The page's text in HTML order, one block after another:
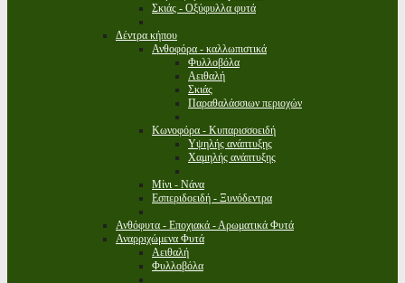
Σκιάς - Οξύφυλλα φυτά
Δέντρα κήπου
Ανθοφόρα - καλλωπιστικά
Φυλλοβόλα
Αειθαλή
Σκιάς
Παραθαλάσσιων περιοχών
Κωνοφόρα - Κυπαρισσοειδή
Υψηλής ανάπτυξης
Χαμηλής ανάπτυξης
Μίνι - Νάνα
Εσπεριδοειδή - Ξυνόδεντρα
Ανθόφυτα - Εποχιακά - Αρωματικά Φυτά
Αναρριχώμενα Φυτά
Αειθαλή
Φυλλοβόλα